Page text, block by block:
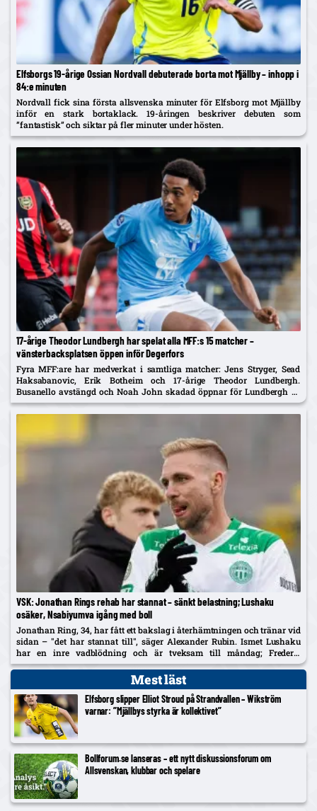
Elfsborgs 19-årige Ossian Nordvall debuterade borta mot Mjällby – inhopp i
84:e minuten
Nordvall fick sina första allsvenska minuter för Elfsborg mot Mjällby
inför en stark bortaklack. 19-åringen beskriver debuten som
”fantastisk” och siktar på fler minuter under hösten.
17-årige Theodor Lundbergh har spelat alla MFF:s 15 matcher –
vänsterbacksplatsen öppen inför Degerfors
Fyra MFF:are har medverkat i samtliga matcher: Jens Stryger, Sead
Haksabanovic, Erik Botheim och 17-årige Theodor Lundbergh.
Busanello avstängd och Noah John skadad öppnar för Lundbergh vs
Johan Karlsson om vänsterbacken.
VSK: Jonathan Rings rehab har stannat – sänkt belastning; Lushaku
osäker, Nsabiyumva igång med boll
Jonathan Ring, 34, har fått ett bakslag i återhämtningen och tränar vid
sidan – "det har stannat till", säger Alexander Rubin. Ismet Lushaku
har en inre vadblödning och är tveksam till måndag; Frederic
Nsabiyumva har påbörjat individuella bollpass.
Mest läst
Elfsborg slipper Elliot Stroud på Strandvallen – Wikström
varnar: ”Mjällbys styrka är kollektivet”
Bollforum.se lanseras – ett nytt diskussionsforum om
Allsvenskan, klubbar och spelare